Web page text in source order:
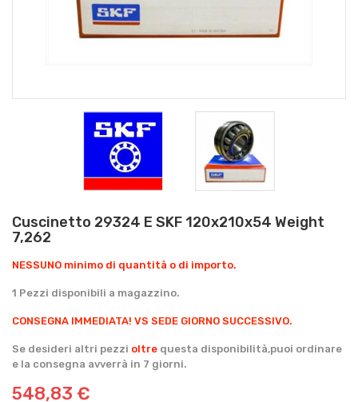
Cuscinetto 29324 E SKF 120x210x54 Weight
7,262
NESSUNO minimo di quantità o di importo.
1 Pezzi disponibili a magazzino.
CONSEGNA IMMEDIATA! VS SEDE GIORNO SUCCESSIVO.
Se desideri altri pezzi oltre questa disponibilità,puoi ordinare
e la consegna avverrà in 7 giorni.
548,83 €